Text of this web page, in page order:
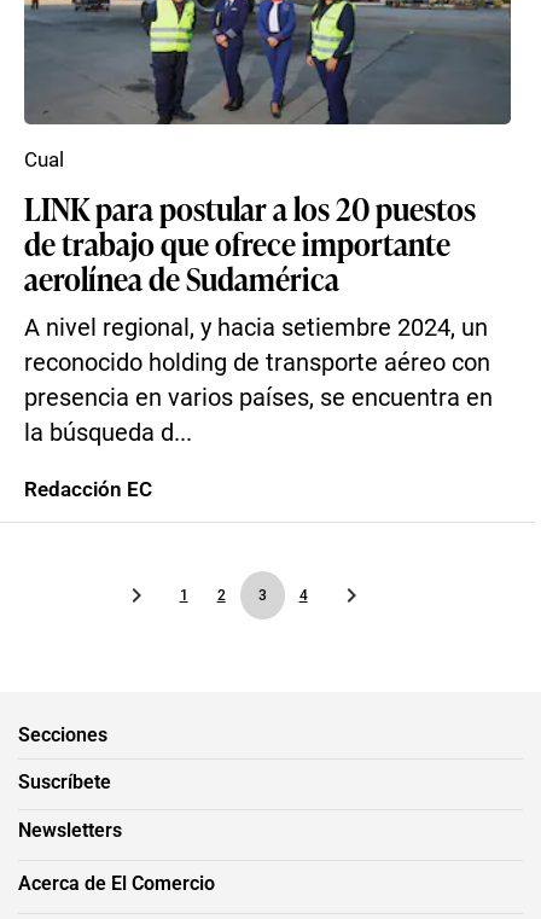
LINK para postular a los 20 puestos
de trabajo que ofrece importante
aerolínea de Sudamérica
A nivel regional, y hacia setiembre 2024, un
reconocido holding de transporte aéreo con
presencia en varios países, se encuentra en
la búsqueda d...
Cual
Redacción EC
1 2 3 4
Secciones
Suscríbete
Newsletters
Acerca de El Comercio